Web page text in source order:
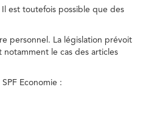
est toutefois possible que des
personnel. La législation prévoit
notamment le cas des articles
Economie :